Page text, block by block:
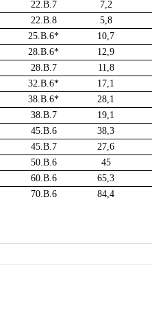
22.B.7 7,2
22.B.8 5,8
25.B.6* 10,7
28.B.6* 12,9
28.B.7 11,8
32.B.6* 17,1
38.B.6* 28,1
38.B.7 19,1
45.B.6 38,3
45.B.7 27,6
50.B.6 45
60.B.6 65,3
70.B.6 84,4